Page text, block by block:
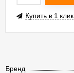
Бренд
Купить в 1 клик